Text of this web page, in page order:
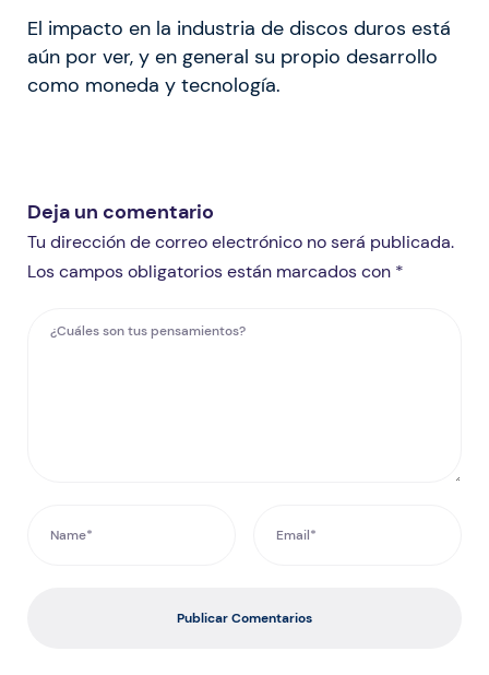
El impacto en la industria de discos duros está
aún por ver, y en general su propio desarrollo
como moneda y tecnología.
Deja un comentario
Tu dirección de correo electrónico no será publicada.
Los campos obligatorios están marcados con *
Publicar Comentarios